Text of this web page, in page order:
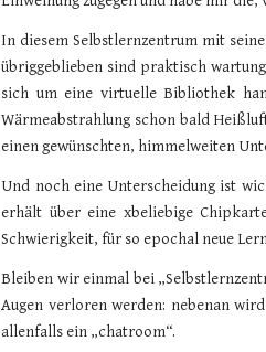
In diesem Selbstlernzentrum mit
übriggeblieben sind praktisch
sich um eine virtuelle Bibliothek
Wärmeabstrahlung schon bald
einen gewünschten, himmelweiten
Und noch eine Unterscheidung ist
erhält über eine xbeliebige
Schwierigkeit, für so epochal neue
Bleiben wir einmal bei
Augen verloren werden: nebenan
allenfalls ein „chatroom“.